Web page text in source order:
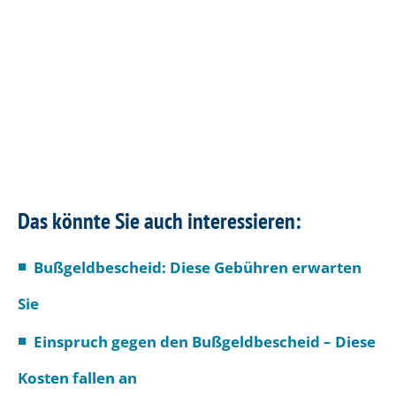
Das könnte Sie auch interessieren:
Bußgeldbescheid: Diese Gebühren erwarten
Sie
Einspruch gegen den Bußgeldbescheid – Diese
Kosten fallen an